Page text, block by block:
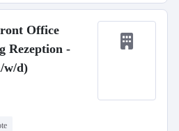
Office
Rezeption -
w/d)